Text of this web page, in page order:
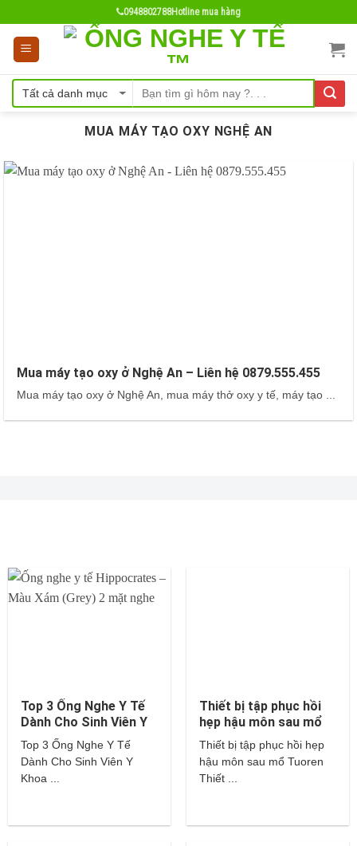
content
0948802788Hotline mua hàng
MUA MÁY TẠO OXY NGHỆ AN
Mua máy tạo oxy ở Nghệ An – Liên hệ 0879.555.455
Mua máy tạo oxy ở Nghệ An, mua máy thở oxy y tế, máy tạo ...
Top 3 Ống Nghe Y Tế
Dành Cho Sinh Viên Y
Khoa – Littmann,
Hippocrates,…
Top 3 Ống Nghe Y Tế
Dành Cho Sinh Viên Y
Khoa ...
Thiết bị tập phục hồi
hẹp hậu môn sau mổ
Tuoren
Thiết bị tập phục hồi hẹp
hậu môn sau mổ Tuoren
Thiết ...